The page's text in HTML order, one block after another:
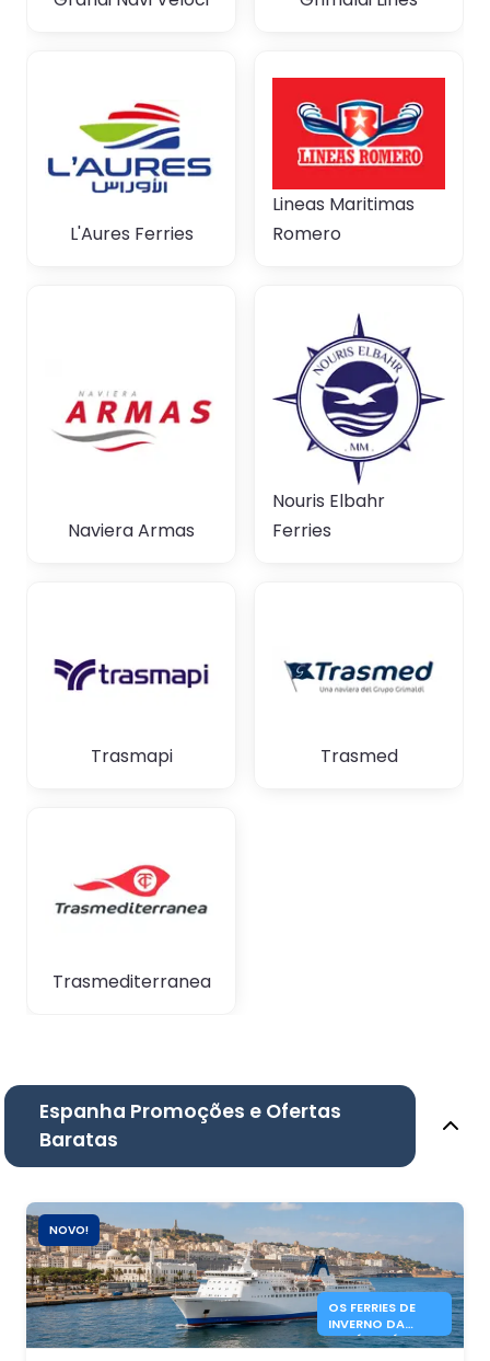
L'Aures Ferries
Lineas Maritimas
Romero
Naviera Armas
Nouris Elbahr
Ferries
Trasmapi Trasmed
Trasmediterranea
Espanha Promoções e Ofertas
Baratas
NOVO!
OS FERRIES DE
INVERNO DA
ARGÉLIA JÁ